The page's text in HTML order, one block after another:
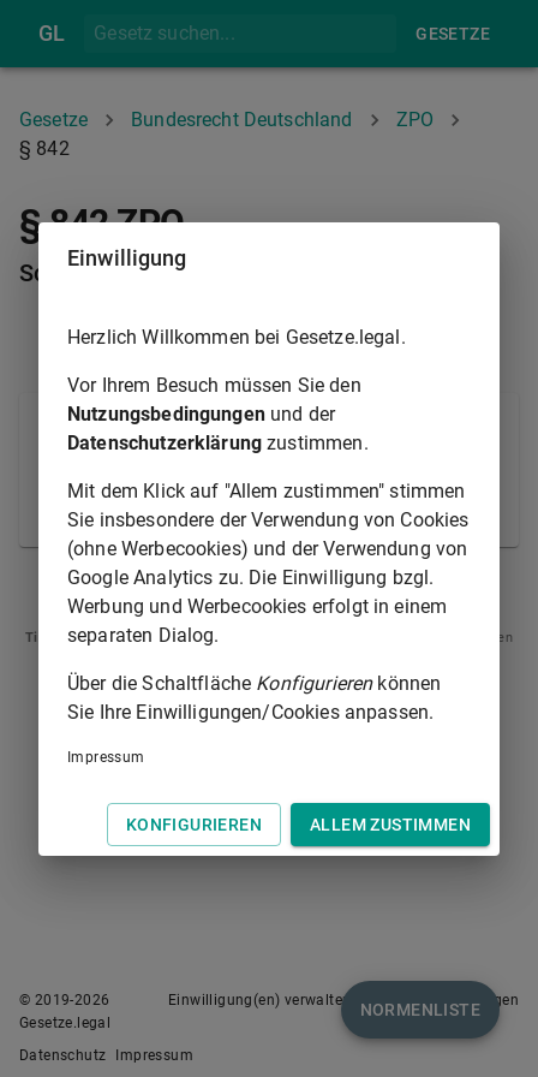
GL GESETZE
Gesetze Bundesrecht Deutschland
ZPO
§ 842
§ 842 ZPO
Schadenersatz bei verzögerter Beitreibung
Der Gläubiger, der die Beitreibung einer ihm zur
Einziehung überwiesenen Forderung verzögert, haftet
dem Schuldner für den daraus entstehenden
Schaden.
§ 841
Tipp
: Swipen Sie auf dem Bildschirm links oder rechts zur Navigation zwischen
NORMENLISTE
© 2019-2026
Gesetze.legal
Einwilligung(en) verwalten Nutzungsbedingungen
Datenschutz Impressum
Einwilligung
Herzlich Willkommen bei Gesetze.legal.
Vor Ihrem Besuch müssen Sie den
Nutzungsbedingungenund der
Datenschutzerklärung zustimmen.
Mit dem Klick auf "Allem zustimmen" stimmen
Sie insbesondere der Verwendung von Cookies
(ohne Werbecookies) und der Verwendung von
Google Analytics zu. Die Einwilligung bzgl.
Werbung und Werbecookies erfolgt in einem
separaten Dialog.
Über die Schaltfläche Konfigurierenkönnen
Sie Ihre Einwilligungen/Cookies anpassen.
Impressum
KONFIGURIEREN ALLEM ZUSTIMMEN